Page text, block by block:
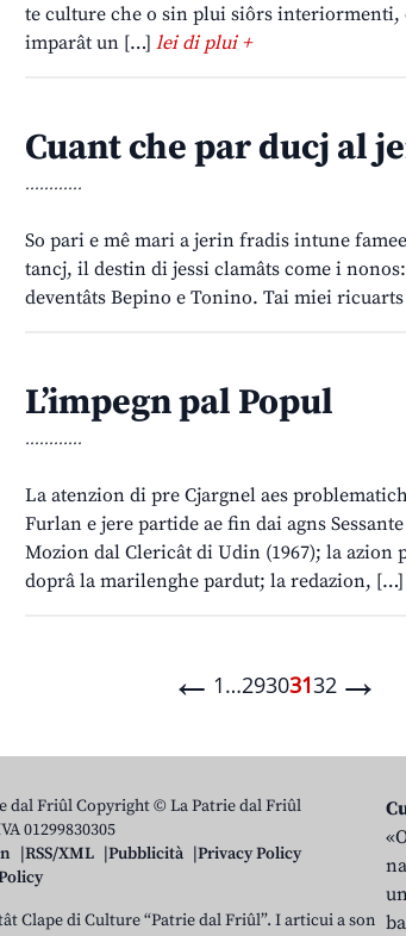
te culture che o sin plui siôrs
imparât un […] lei di plui +
Cuant che par ducj al
............
So pari e mê mari a jerin fradis intune
tancj, il destin di jessi clamâts come i
deventâts Bepino e Tonino. Tai miei
L’impegn pal Popul
............
La atenzion di pre Cjargnel aes
Furlan e jere partide ae fin dai agns
Mozion dal Clericât di Udin (1967); la
doprâ la marilenghe pardut; la redazion, […]
← 1…29303132 →
dal Friûl Copyright © La Patrie dal Friûl
01299830305
RSS/XML Pubblicità
Privacy Policy
Clape di Culture “Patrie dal Friûl”. I articui a son